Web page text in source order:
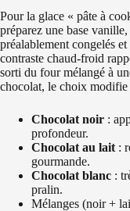
Pour la glace « pâte à
préparez une base
préalablement congelés
contraste chaud-froid
sorti du four mélangé à
chocolat, le choix modifie
Chocolat noir :
profondeur.
Chocolat au lait :
gourmande.
Chocolat blanc :
pralin.
Mélanges (noir +